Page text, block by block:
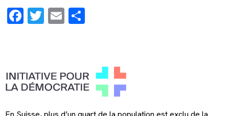
Facebook
Twitter
Email